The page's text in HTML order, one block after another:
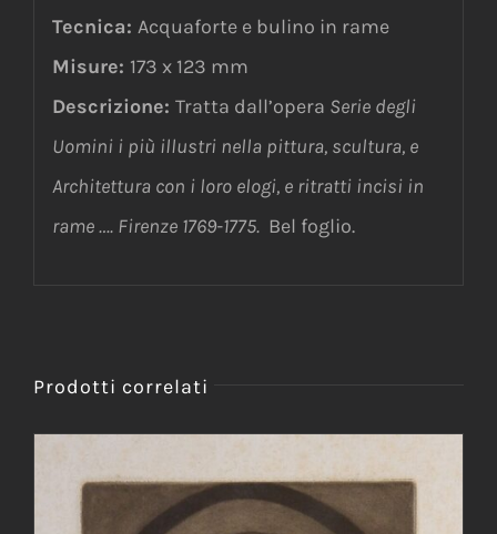
Tecnica: Acquaforte e bulino in rame
Misure: 173 x 123 mm
Descrizione: Tratta dall’opera Serie degli
Uomini i più illustri nella pittura, scultura, e
Architettura con i loro elogi, e ritratti incisi in
rame …. Firenze 1769-1775. Bel foglio.
Prodotti correlati